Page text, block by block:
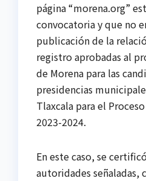
página “morena.org”
convocatoria y que no
publicación de la
registro aprobadas al
de Morena para las
presidencias
Tlaxcala para el
2023-2024.
En este caso, se
autoridades señaladas,